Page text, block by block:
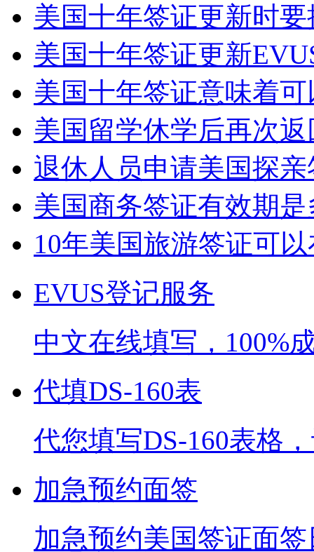
美国十年签证更新时
美国十年签证更新
美国十年签证意味着
美国留学休学后再次
退休人员申请美国探
美国商务签证有效期
10年美国旅游签证可
EVUS登记服务
中文在线填写，100%
代填DS-160表
代您填写DS-160表格
加急预约面签
加急预约美国签证面